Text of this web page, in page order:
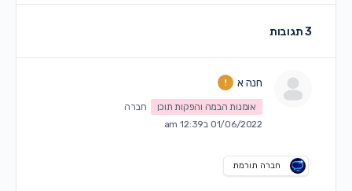
3 תגובות
חנה א
אומנות הבמה והפקות תוכן
חברה
01/06/2022 ב12:39 am
חברה תורמת